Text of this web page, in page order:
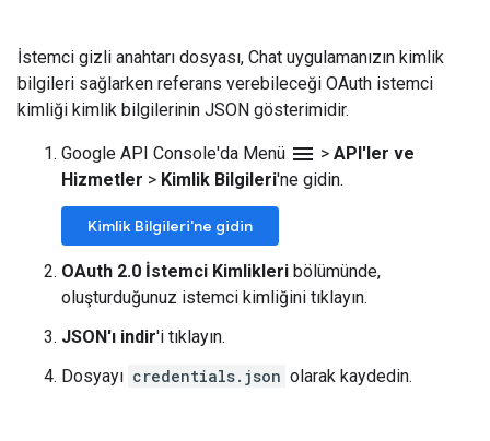
İstemci gizli anahtarı dosyası, Chat uygulamanızın kimlik
bilgileri sağlarken referans verebileceği OAuth istemci
kimliği kimlik bilgilerinin JSON gösterimidir.
Google API Console'da Menü menu > API'ler ve
Hizmetler > Kimlik Bilgileri'ne gidin.
Kimlik Bilgileri'ne gidin
OAuth 2.0 İstemci Kimlikleri bölümünde,
oluşturduğunuz istemci kimliğini tıklayın.
JSON'ı indir'i tıklayın.
Dosyayı credentials.json olarak kaydedin.